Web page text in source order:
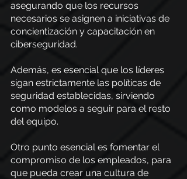
asegurando que los recursos
necesarios se asignen a iniciativas de
concientización y capacitación en
ciberseguridad.
Además, es esencial que los líderes
sigan estrictamente las políticas de
seguridad establecidas, sirviendo
como modelos a seguir para el resto
del equipo.
Otro punto esencial es fomentar el
compromiso de los empleados, para
que pueda crear una cultura de